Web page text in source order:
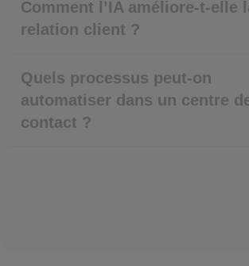
Comment l’IA améliore-t-elle
relation client ?
Quels processus peut-on
automatiser dans un centre
contact ?